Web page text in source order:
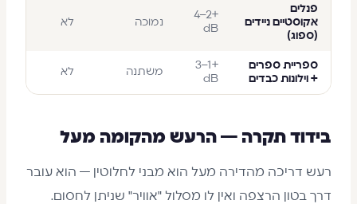
פנלים
אקוסטיים ניידים
(ספוג)
+2–4
dB
נמוכה לא
ספריית ספרים
+ וילונות כבדים
+1–3
dB
משתנה לא
בידוד תקרה — הרעש מהקומה מעל
רעש דריכה מהדירה מעל הוא מבני לחלוטין — הוא עובר
דרך בטון הרצפה ואין לו מסלול "אוויר" שניתן לחסום.